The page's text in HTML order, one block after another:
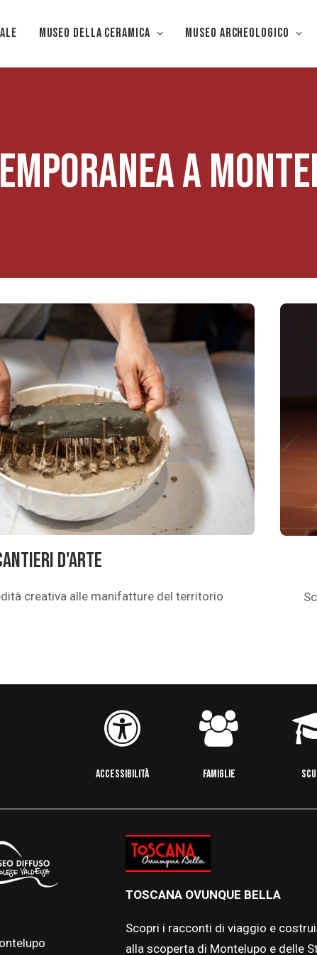
MUSEO DELLA CERAMICA Museo Archeologico
A
d'arte
creativa alle manifatture del territorio
ACCESSIBILITÀ FAMIGLIE
TOSCANA OVUNQUE BELLA
Scopri i racconti di viaggio e
alla scoperta di Montelupo e delle